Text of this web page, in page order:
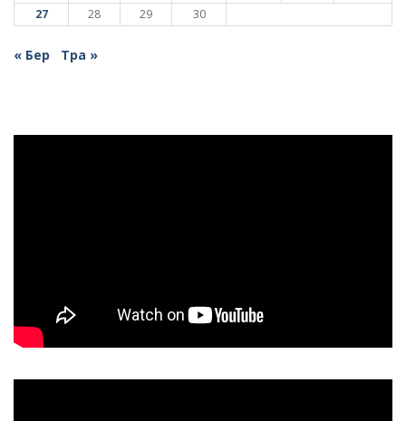
27
28 29 30
« Бер Тра »